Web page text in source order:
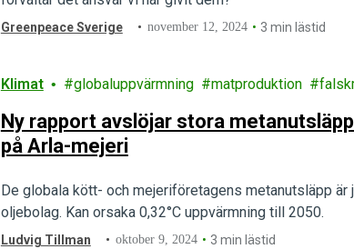
Greenpeace Sverige november 12, 2024 3 min lästid
Klimat globaluppvärmning matproduktion
Ny rapport avslöjar stora
på Arla-mejeri
De globala kött- och mejeriföretagens metanutsläpp
oljebolag. Kan orsaka 0,32°C uppvärmning till 2050.
Ludvig Tillman oktober 9, 2024 3 min lästid